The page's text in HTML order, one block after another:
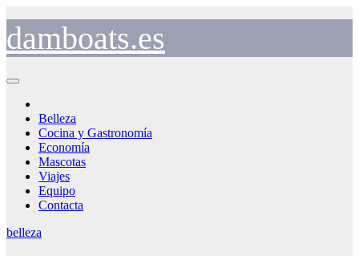
contenido
damboats.es
Belleza
Cocina y Gastronomía
Economía
Mascotas
Viajes
Equipo
Contacta
belleza